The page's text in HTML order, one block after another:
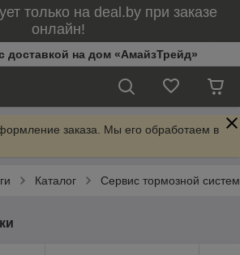
только на deal.by при заказе
онлайн!
доставкой на дом «АмайзТрейд»
заказа. Мы его обработаем в
Каталог Сервис тормозной